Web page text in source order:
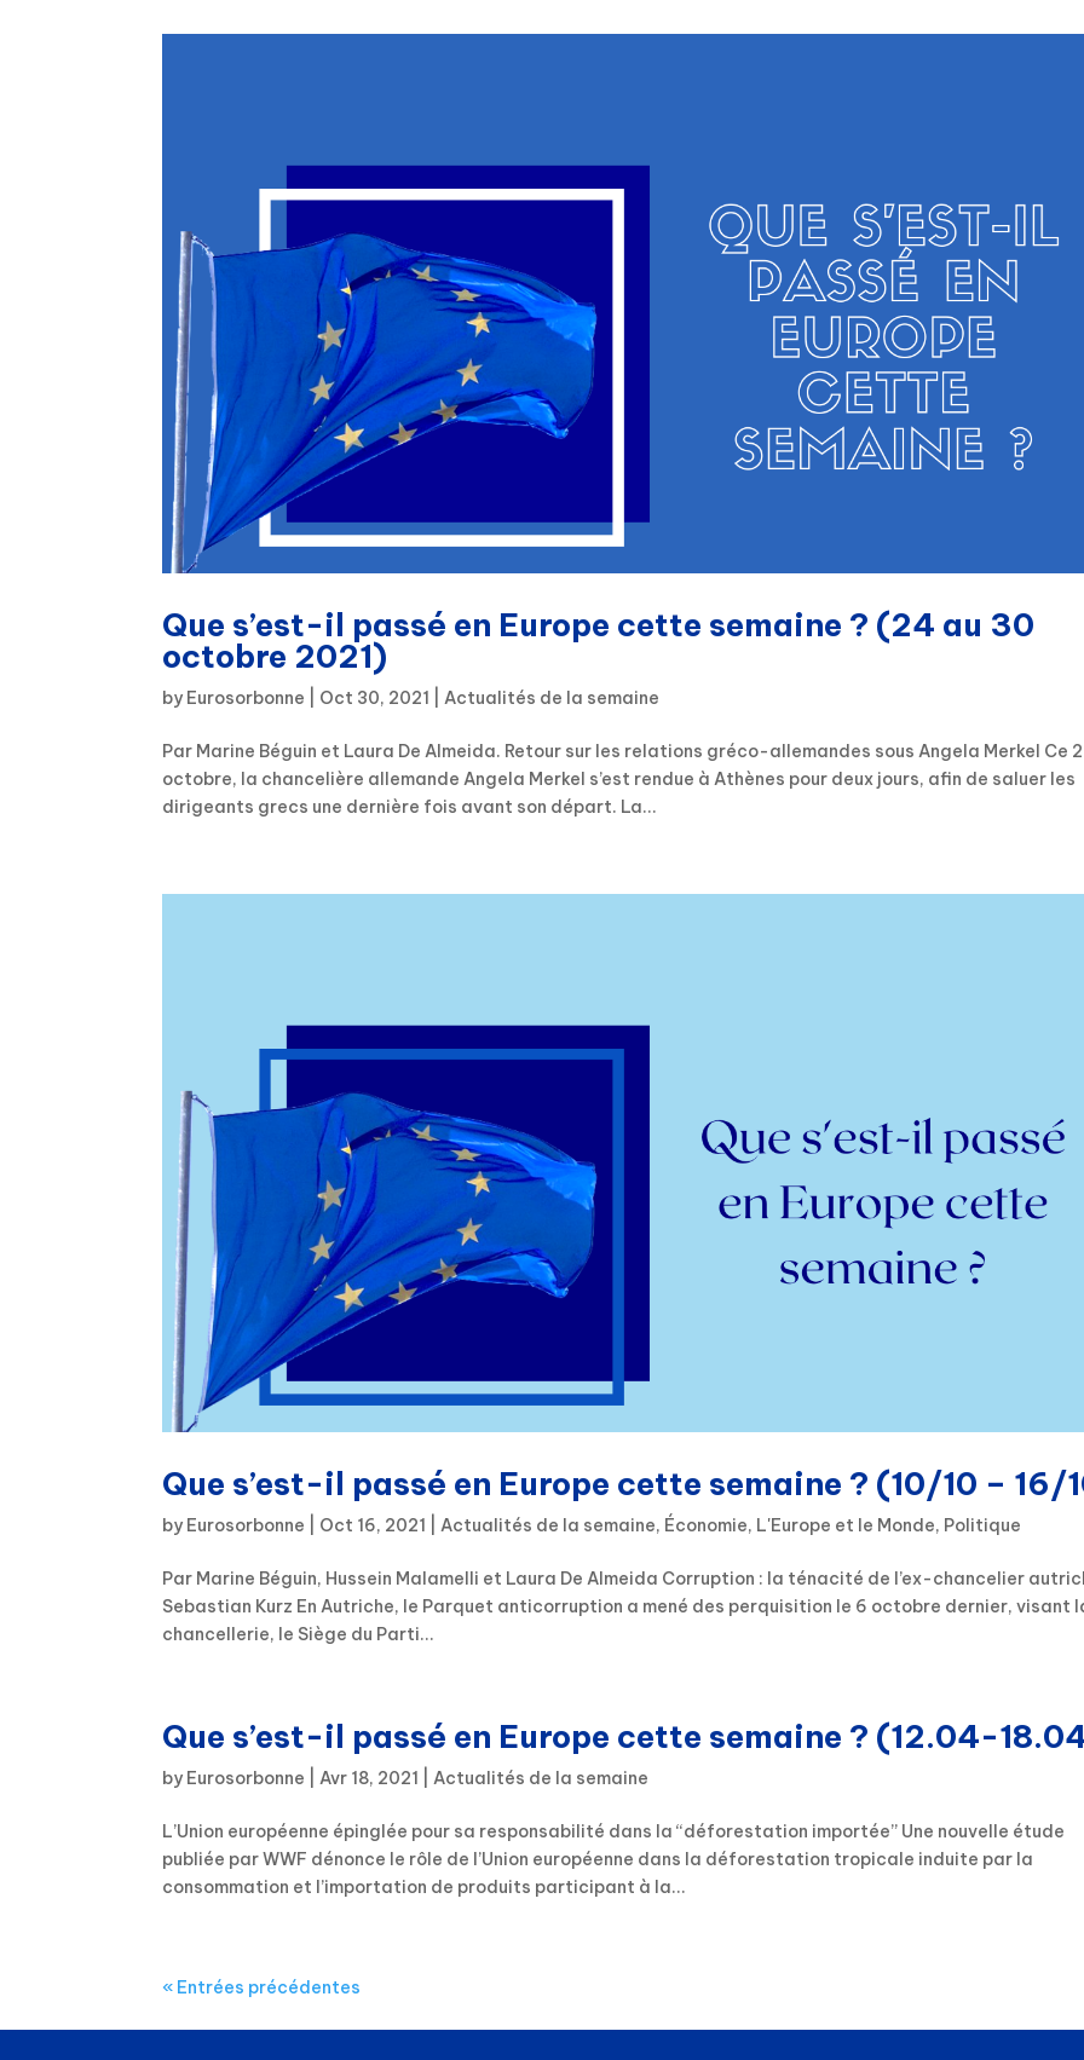
Que s’est-il passé en Europe cette semaine ? (24 au 30
octobre 2021)
by Eurosorbonne Oct 30, 2021 Actualités de la semaine
Par Marine Béguin et Laura De Almeida. Retour sur les relations gréco-allemandes sous Angela Merkel Ce
octobre, la chancelière allemande Angela Merkel s’est rendue à Athènes pour deux jours, afin de saluer les
dirigeants grecs une dernière fois avant son départ. La...
Que s’est-il passé en Europe cette semaine ? (10/10 – 16/
by Eurosorbonne Oct 16, 2021 |Actualités de la semaine, Économie, L'Europe et le Monde, Politique
Par Marine Béguin, Hussein Malamelli et Laura De Almeida Corruption : la ténacité de l’ex-chancelier
Sebastian Kurz En Autriche, le Parquet anticorruption a mené des perquisition le 6 octobre dernier, visant
chancellerie, le Siège du Parti...
Que s’est-il passé en Europe cette semaine ? (12.04-
by Eurosorbonne |Avr 18, 2021 |Actualités de la semaine
L’Union européenne épinglée pour sa responsabilité dans la “déforestation importée” Une nouvelle étude
publiée par WWF dénonce le rôle de l’Union européenne dans la déforestation tropicale induite par la
consommation et l’importation de produits participant à la...
« Entrées précédentes